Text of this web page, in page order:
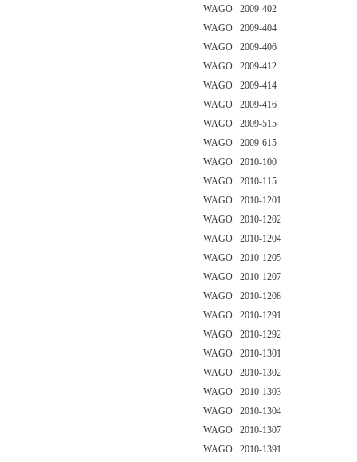
WAGO 2009-402
WAGO 2009-404
WAGO 2009-406
WAGO 2009-412
WAGO 2009-414
WAGO 2009-416
WAGO 2009-515
WAGO 2009-615
WAGO 2010-100
WAGO 2010-115
WAGO 2010-1201
WAGO 2010-1202
WAGO 2010-1204
WAGO 2010-1205
WAGO 2010-1207
WAGO 2010-1208
WAGO 2010-1291
WAGO 2010-1292
WAGO 2010-1301
WAGO 2010-1302
WAGO 2010-1303
WAGO 2010-1304
WAGO 2010-1307
WAGO 2010-1391